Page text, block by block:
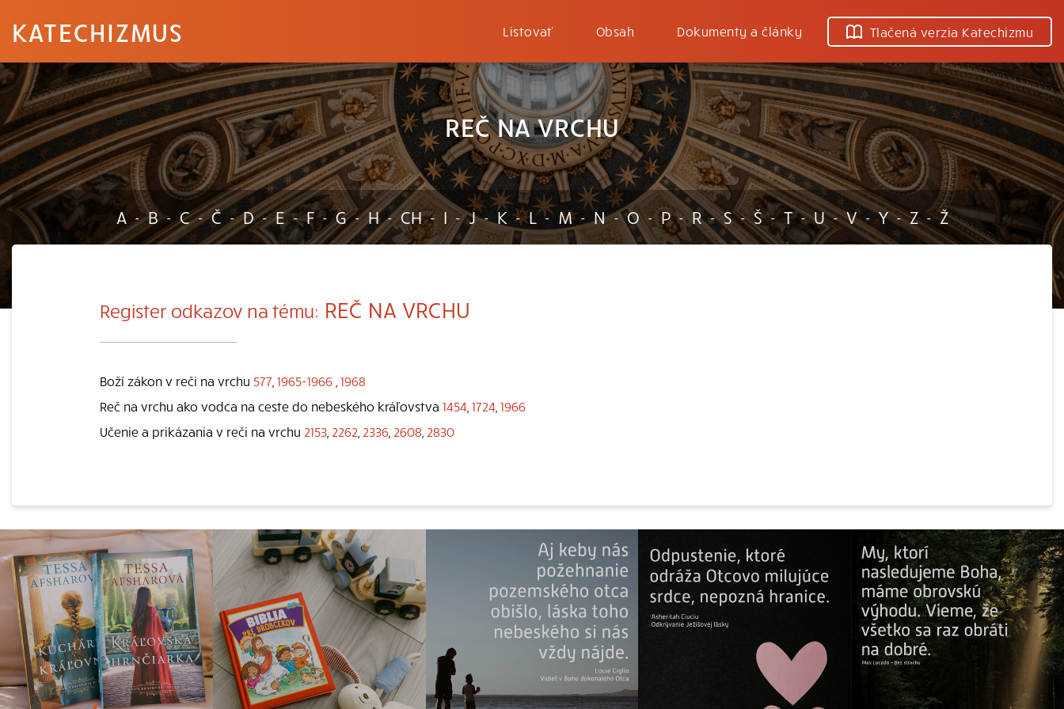
KATECHIZMUS Listovať Obsah Dokumenty a články Tlačená verzia Katechizmu
REČ NA VRCHU
A - B - C - Č - D - E - F - G - H - CH - I - J - K - L - M - N - O - P - R - S - Š - T - U - V - Y - Z - Ž
Register odkazov na tému: REČ NA VRCHU
Boží zákon v reči na vrchu 577 1965-1966 1968
Reč na vrchu ako vodca na ceste do nebeského kráľovstva 1454 1724 1966
Učenie a prikázania v reči na vrchu 2153 2262 2336 2608 2830